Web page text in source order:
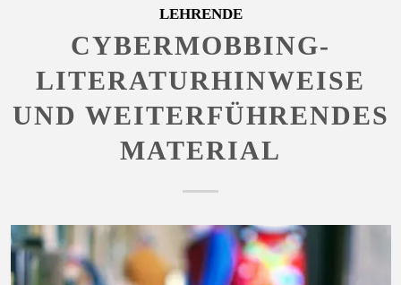
LEHRENDE
CYBERMOBBING-
LITERATURHINWEISE
UND WEITERFÜHRENDES
MATERIAL